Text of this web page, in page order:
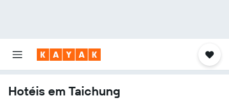
Hotéis em Taichung